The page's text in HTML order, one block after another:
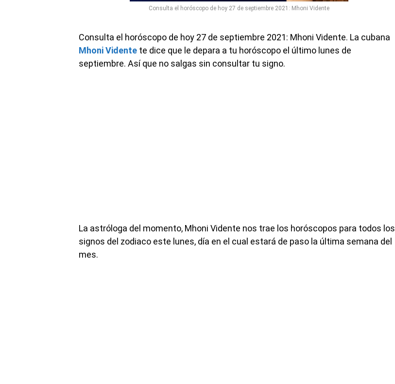
Consulta el horóscopo de hoy 27 de septiembre 2021: Mhoni Vidente
Consulta el horóscopo de hoy 27 de septiembre 2021: Mhoni Vidente. La cubana
Mhoni Vidente te dice que le depara a tu horóscopo el último lunes de
septiembre. Así que no salgas sin consultar tu signo.
La astróloga del momento, Mhoni Vidente nos trae los horóscopos para todos los
signos del zodiaco este lunes, día en el cual estará de paso la última semana del
mes.